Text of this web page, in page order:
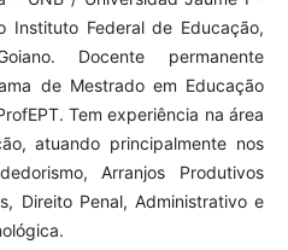
Instituto Federal de Educação,
Docente permanente
de Mestrado em Educação
Tem experiência na área
atuando principalmente nos
Arranjos Produtivos
Direito Penal, Administrativo e